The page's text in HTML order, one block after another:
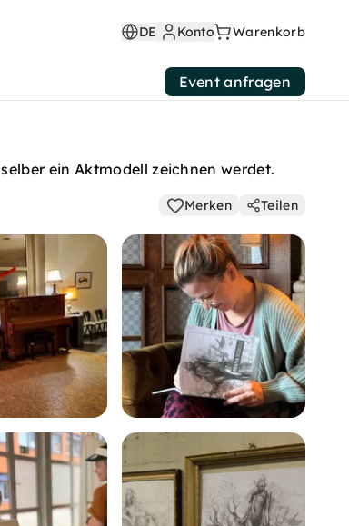
DE Konto Warenkorb
Event anfragen
ein Aktmodell zeichnen werdet.
Merken Teilen